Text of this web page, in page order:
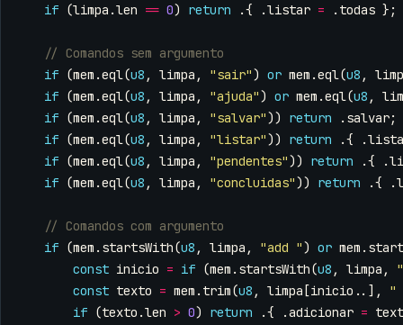
if (limpa .len == 0) return .{ .listar = . todas };
if (mem .eql(u8 , limpa , "sair") or mem .eql(u8 ,
if (mem .eql(u8 , limpa , "ajuda") or mem .eql(u8 ,
if (mem .eql(u8 , limpa , "salvar")) return . salvar;
if (mem .eql(u8 , limpa , "listar")) return .{ .
if (mem .eql(u8 , limpa , "pendentes")) return .{ .
if (mem .eql(u8 , limpa , "concluidas")) return .{ .
if (mem . startsWith(u8 , limpa , "add ") or mem .
const inicio = if (mem . startsWith(u8 , limpa ,
const texto = mem . trim(u8 , limpa [inicio ..],
"
if (texto .len > 0) return .{ .adicionar =